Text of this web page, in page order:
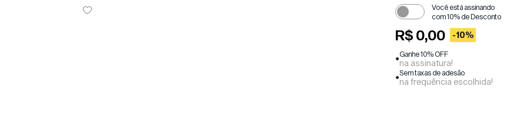
Você está assinando
com10% de Desconto
R$ 0,00 -10%
Ganhe 10% OFF
na assinatura!
Sem taxas de adesão
na frequência escolhida!